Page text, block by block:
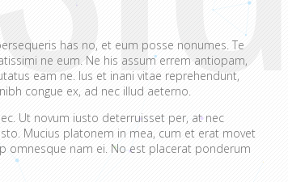
has no, et eum posse nonumes. Te
ne eum. Ne his assum errem antiopam,
eam ne. Ius et inani vitae reprehendunt,
congue ex, ad nec illud aeterno.
Ut novum iusto deterruisset per, at nec
Mucius platonem in mea, cum et erat movet
omnesque nam ei. No est placerat ponderum